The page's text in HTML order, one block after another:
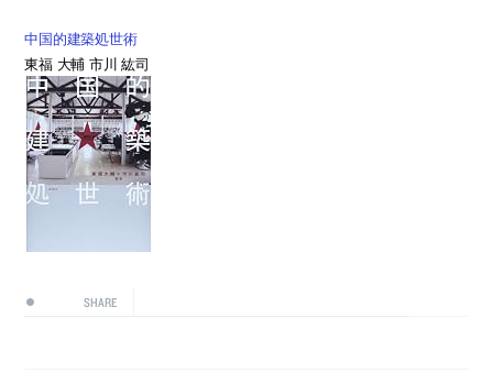
中国的建築処世術
東福 大輔 市川 紘司
SHARE